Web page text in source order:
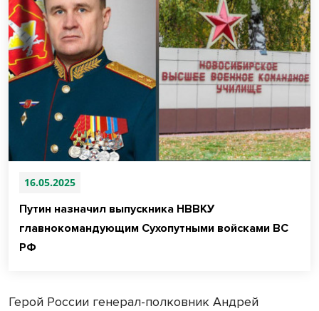
16.05.2025
Путин назначил выпускника НВВКУ
главнокомандующим Сухопутными войсками ВС
РФ
Герой России генерал-полковник Андрей